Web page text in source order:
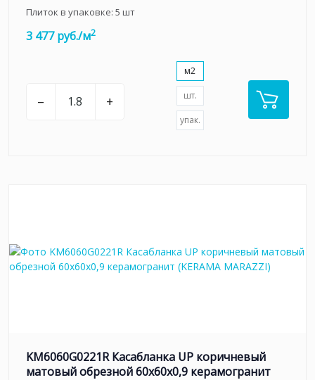
Плиток в упаковке: 5 шт
3 477 руб./м2
– +
м2
шт.
упак.
KM6060G0221R Касабланка UP коричневый
матовый обрезной 60x60x0,9 керамогранит